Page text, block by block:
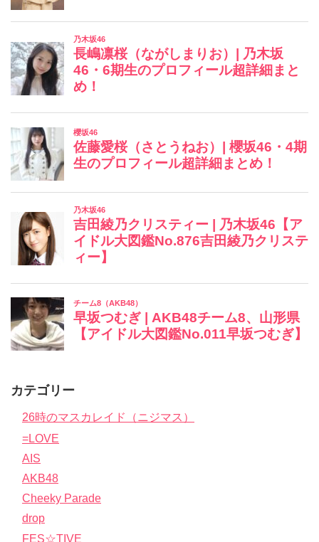
カテゴリー
26時のマスカレイド（ニジマス）
=LOVE
AIS
AKB48
Cheeky Parade
drop
FES☆TIVE